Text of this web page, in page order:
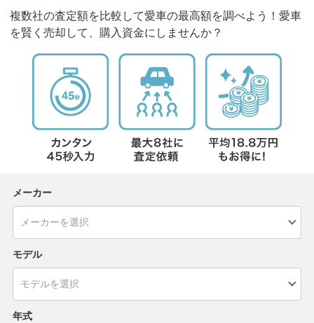
複数社の査定額を比較して愛車の最高額を調べよう！愛車
を賢く売却して、購入資金にしませんか？
メーカー
モデル
年式